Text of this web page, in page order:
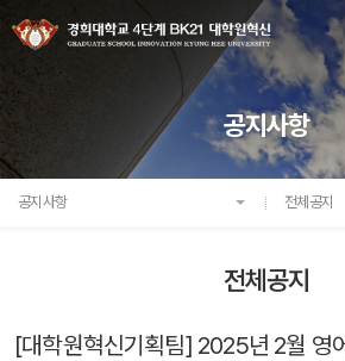
공지사항
공지사항 전체공지
전체공지
[대학원혁신기획팀] 2025년 2월 영